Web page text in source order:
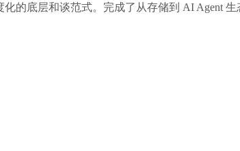
的底层和谈范式。完成了从存储到 AI Agent